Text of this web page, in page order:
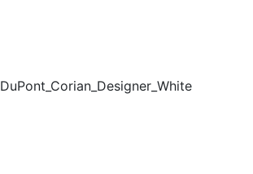
DuPont_Corian_Designer_White